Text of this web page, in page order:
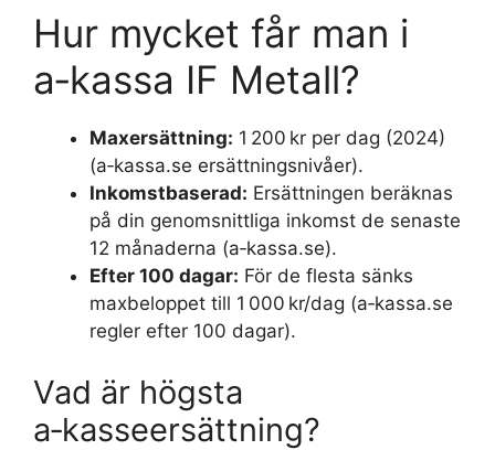
Hur mycket får man i
a‑kassa IF Metall?
Maxersättning: 1 200 kr per dag (2024)
(a‑kassa.se ersättningsnivåer).
Inkomstbaserad: Ersättningen beräknas
på din genomsnittliga inkomst de senaste
12 månaderna (a‑kassa.se).
Efter 100 dagar: För de flesta sänks
maxbeloppet till 1 000 kr/dag (a‑kassa.se
regler efter 100 dagar).
Vad är högsta
a‑kasseersättning?